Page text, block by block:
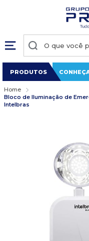
PRODUTOS
Home
Bloco de Iluminação de
Intelbras